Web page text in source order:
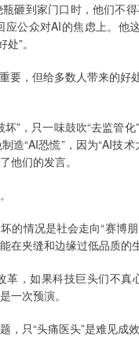
砸到家门口时，他们不
公众对AI的焦虑上。他
”。
要，但给多数人带来的
”，只一味鼓吹“去监
造“AI恐慌”，因为“AI
他们的发言。
的情况是社会走向“赛博
在夹缝和边缘过低品质的
，如果科技巨头们不
次预演。
只“头痛医头”是难见成效